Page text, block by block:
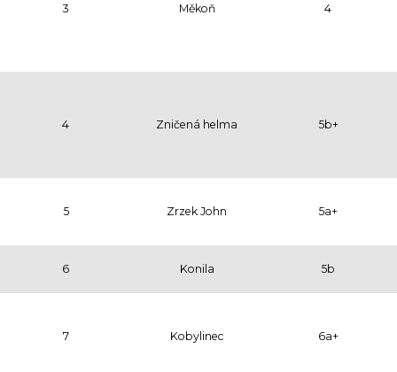
3 Měkoň 4
4 Zničená helma 5b+
5 Zrzek John 5a+
6 Konila 5b
7 Kobylinec 6a+